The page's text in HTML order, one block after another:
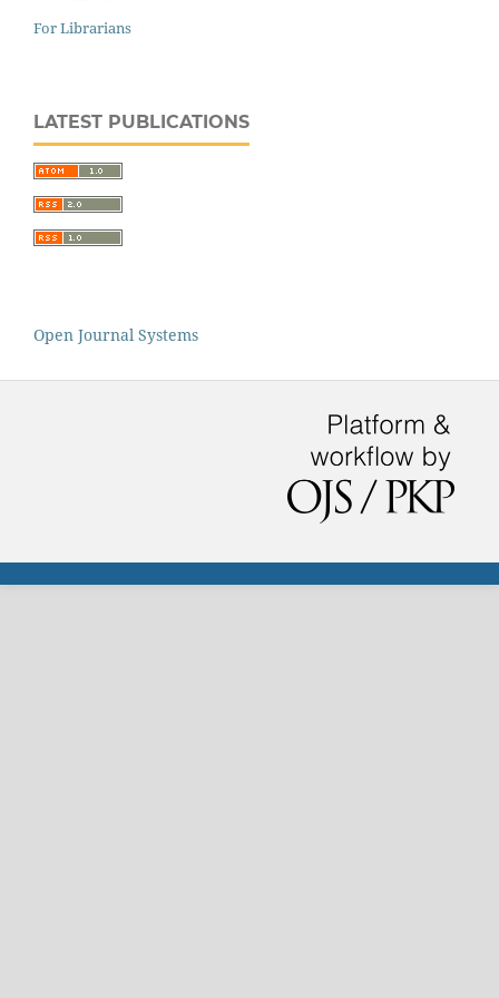
For Librarians
LATEST PUBLICATIONS
Open Journal Systems